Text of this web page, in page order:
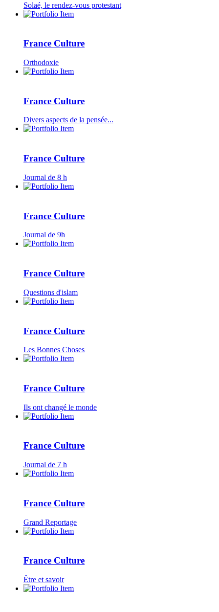
Solaé, le rendez-vous protestant
France Culture
Orthodoxie
France Culture
Divers aspects de la pensée...
France Culture
Journal de 8 h
France Culture
Journal de 9h
France Culture
Questions d'islam
France Culture
Les Bonnes Choses
France Culture
Ils ont changé le monde
France Culture
Journal de 7 h
France Culture
Grand Reportage
France Culture
Être et savoir